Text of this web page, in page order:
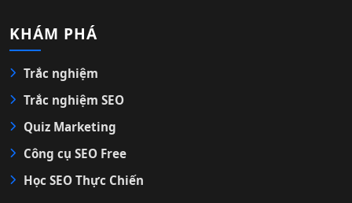
KHÁM PHÁ
Trắc nghiệm
Trắc nghiệm SEO
Quiz Marketing
Công cụ SEO Free
Học SEO Thực Chiến